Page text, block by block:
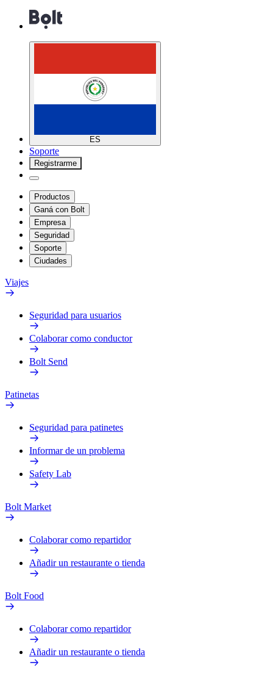
ES
Soporte
Registrarme
Productos
Ganá con Bolt
Empresa
Seguridad
Soporte
Ciudades
Viajes
Seguridad para usuarios
Colaborar como conductor
Bolt Send
Patinetas
Seguridad para patinetes
Informar de un problema
Safety Lab
Bolt Market
Colaborar como repartidor
Añadir un restaurante o tienda
Bolt Food
Colaborar como repartidor
Añadir un restaurante o tienda